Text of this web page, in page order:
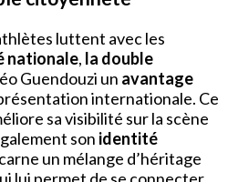
luttent avec les
nationale, la double
Guendouzi un avantage
internationale. Ce
sa visibilité sur la scène
son identité
un mélange d’héritage